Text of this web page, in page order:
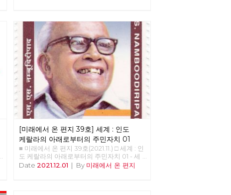
[미래에서 온 편지 39호] 세계 : 인도
케랄라의 아래로부터의 주민자치 01
■ 미래에서 온 편지 39호(2021.11.) □ 세계 : 인
도 케랄라의 아래로부터의 주민자치 01 - 세
계적인 모범 사례로서의 분권화와 주민 참여
Date 2021.12.01 | By 미래에서 온 편지